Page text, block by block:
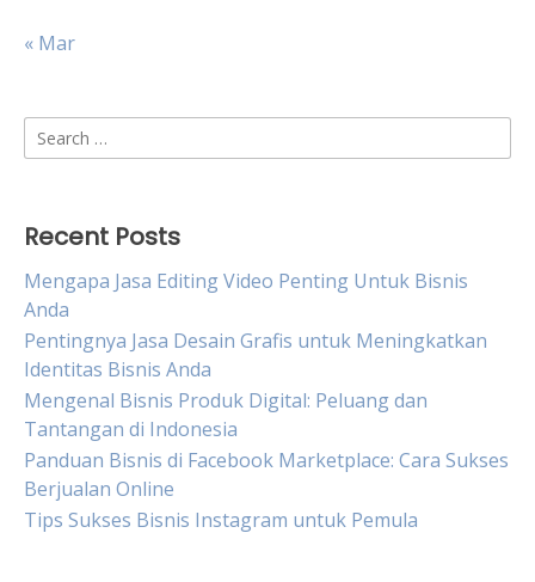
« Mar
Search
for:
Recent Posts
Mengapa Jasa Editing Video Penting Untuk Bisnis
Anda
Pentingnya Jasa Desain Grafis untuk Meningkatkan
Identitas Bisnis Anda
Mengenal Bisnis Produk Digital: Peluang dan
Tantangan di Indonesia
Panduan Bisnis di Facebook Marketplace: Cara Sukses
Berjualan Online
Tips Sukses Bisnis Instagram untuk Pemula